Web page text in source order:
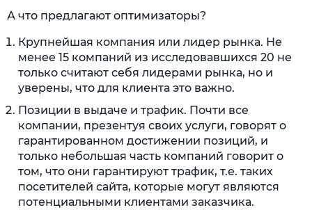
А что предлагают оптимизаторы?
Крупнейшая компания или лидер рынка. Не
менее 15 компаний из исследовавшихся 20 не
только считают себя лидерами рынка, но и
уверены, что для клиента это важно.
Позиции в выдаче и трафик. Почти все
компании, презентуя своих услуги, говорят о
гарантированном достижении позиций, и
только небольшая часть компаний говорит о
том, что они гарантируют трафик, т.е. таких
посетителей сайта, которые могут являются
потенциальными клиентами заказчика.